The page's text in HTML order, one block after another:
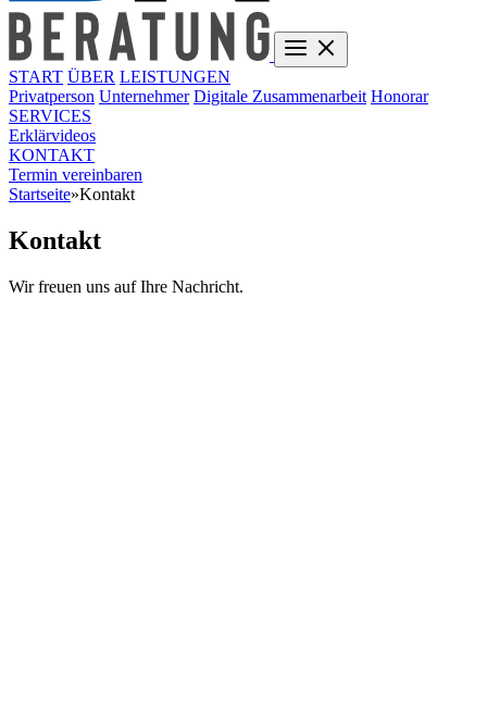
START ÜBER LEISTUNGEN
Privatperson Unternehmer Digitale Zusammenarbeit Honorar
SERVICES
Erklärvideos
KONTAKT
Termin vereinbaren
Startseite»Kontakt
Kontakt
Wir freuen uns auf Ihre Nachricht.